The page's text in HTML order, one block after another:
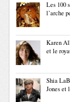
Les 100
l’arche
Karen
et le
Shia
Jones et